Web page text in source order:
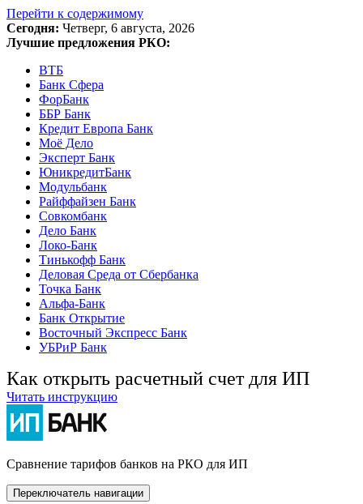
Перейти к содержимому
Сегодня: Четверг, 6 августа, 2026
Лучшие предложения РКО:
ВТБ
Банк Сфера
ФорБанк
ББР Банк
Кредит Европа Банк
Моё Дело
Эксперт Банк
ЮникредитБанк
Модульбанк
Райффайзен Банк
Совкомбанк
Дело Банк
Локо-Банк
Тинькофф Банк
Деловая Среда от Сбербанка
Точка Банк
Альфа-Банк
Банк Открытие
Восточный Экспресс Банк
УБРиР Банк
Как открыть расчетный счет для ИП
Читать инструкцию
Сравнение тарифов банков на РКО для ИП
Переключатель навигации